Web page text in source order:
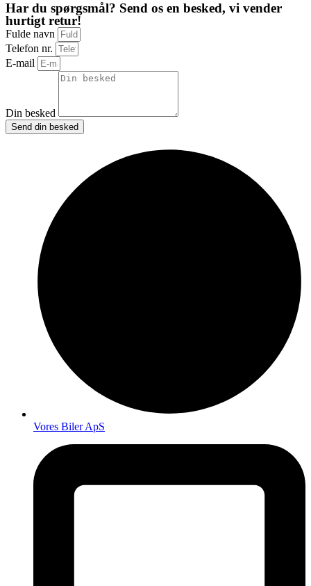
Har du spørgsmål? Send os en besked, vi vender
hurtigt retur!
Fulde navn
Telefon nr.
E-mail
Din besked
Send din besked
Vores Biler ApS